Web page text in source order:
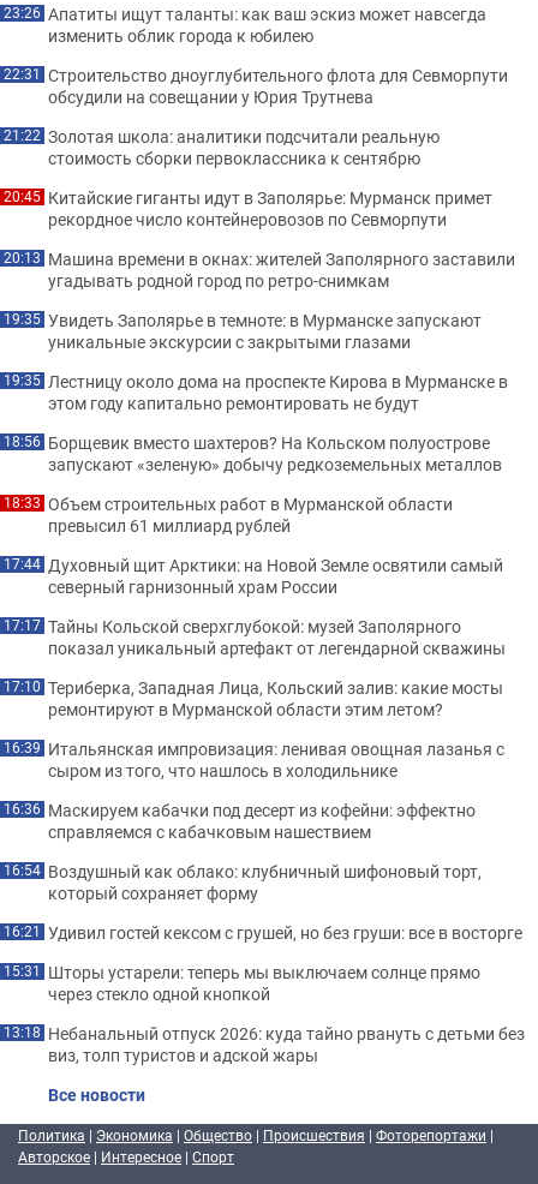
23:26 Апатиты ищут таланты: как ваш эскиз может навсегда
изменить облик города к юбилею
22:31 Строительство дноуглубительного флота для Севморпути
обсудили на совещании у Юрия Трутнева
21:22 Золотая школа: аналитики подсчитали реальную
стоимость сборки первоклассника к сентябрю
20:45 Китайские гиганты идут в Заполярье: Мурманск примет
рекордное число контейнеровозов по Севморпути
20:13 Машина времени в окнах: жителей Заполярного заставили
угадывать родной город по ретро-снимкам
19:35 Увидеть Заполярье в темноте: в Мурманске запускают
уникальные экскурсии с закрытыми глазами
19:35 Лестницу около дома на проспекте Кирова в Мурманске в
этом году капитально ремонтировать не будут
18:56 Борщевик вместо шахтеров? На Кольском полуострове
запускают «зеленую» добычу редкоземельных металлов
18:33 Объем строительных работ в Мурманской области
превысил 61 миллиард рублей
17:44 Духовный щит Арктики: на Новой Земле освятили самый
северный гарнизонный храм России
17:17 Тайны Кольской сверхглубокой: музей Заполярного
показал уникальный артефакт от легендарной скважины
17:10 Териберка, Западная Лица, Кольский залив: какие мосты
ремонтируют в Мурманской области этим летом?
16:39 Итальянская импровизация: ленивая овощная лазанья с
сыром из того, что нашлось в холодильнике
16:36 Маскируем кабачки под десерт из кофейни: эффектно
справляемся с кабачковым нашествием
16:54 Воздушный как облако: клубничный шифоновый торт,
который сохраняет форму
16:21 Удивил гостей кексом с грушей, но без груши: все в восторге
15:31 Шторы устарели: теперь мы выключаем солнце прямо
через стекло одной кнопкой
13:18 Небанальный отпуск 2026: куда тайно рвануть с детьми без
виз, толп туристов и адской жары
Все новости
Политика | Экономика | Общество | Происшествия | Фоторепортажи |
Авторское | Интересное | Спорт